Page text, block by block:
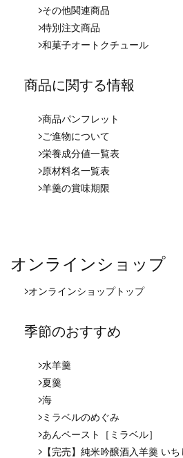
その他関連商品
特別注文商品
和菓子オートクチュール
商品に関する情報
商品パンフレット
ご進物について
栄養成分値一覧表
原材料名一覧表
羊羹の賞味期限
オンラインショップ
オンラインショップトップ
季節のおすすめ
水羊羹
夏羹
海
ミラベルのめぐみ
あんペースト［ミラベル］
【完売】純米吟醸酒入羊羹 いち